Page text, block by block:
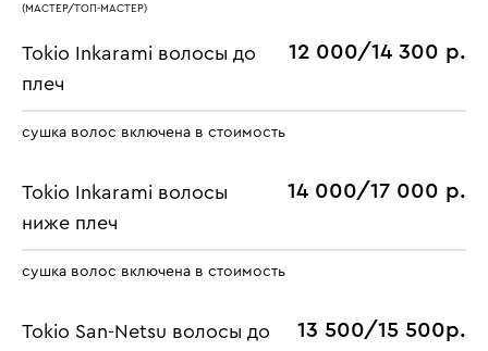
(МАСТЕР/ТОП-МАСТЕР)
Tokio Inkarami волосы до
плеч
12 000/14 300 р.
сушка волос включена в стоимость
Tokio Inkarami волосы
ниже плеч
14 000/17 000 р.
сушка волос включена в стоимость
Tokio San-Netsu волосы до
13 500/15 500р.